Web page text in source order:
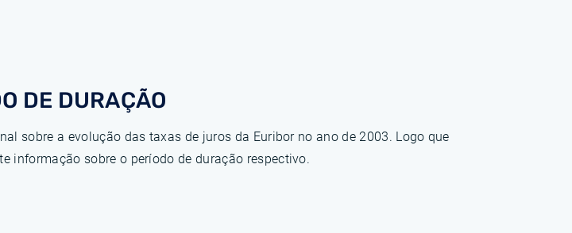
DE DURAÇÃO
sobre a evolução das taxas de juros da Euribor no ano de 2003. Logo que
informação sobre o período de duração respectivo.